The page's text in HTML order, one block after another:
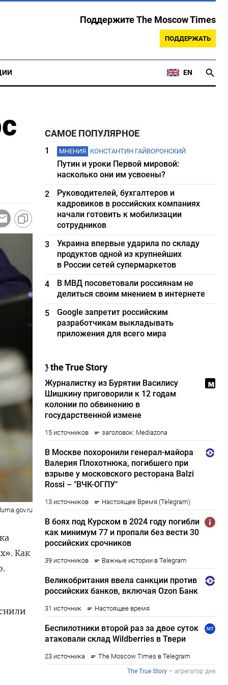
Поддержите The Moscow Times
ПОДДЕРЖАТЬ
EN
Как
САМОЕ ПОПУЛЯРНОЕ
1 МНЕНИЯ КОНСТАНТИН ГАЙВОРОНСКИЙ
Путин и уроки Первой мировой:
насколько они им усвоены?
2
Руководителей, бухгалтеров и
кадровиков в российских компаниях
начали готовить к мобилизации
сотрудников
3
Украина впервые ударила по складу
продуктов одной из крупнейших
в России сетей супермаркетов
4
В МВД посоветовали россиянам не
делиться своим мнением в интернете
5
Google запретит российским
разработчикам выкладывать
приложения для всего мира